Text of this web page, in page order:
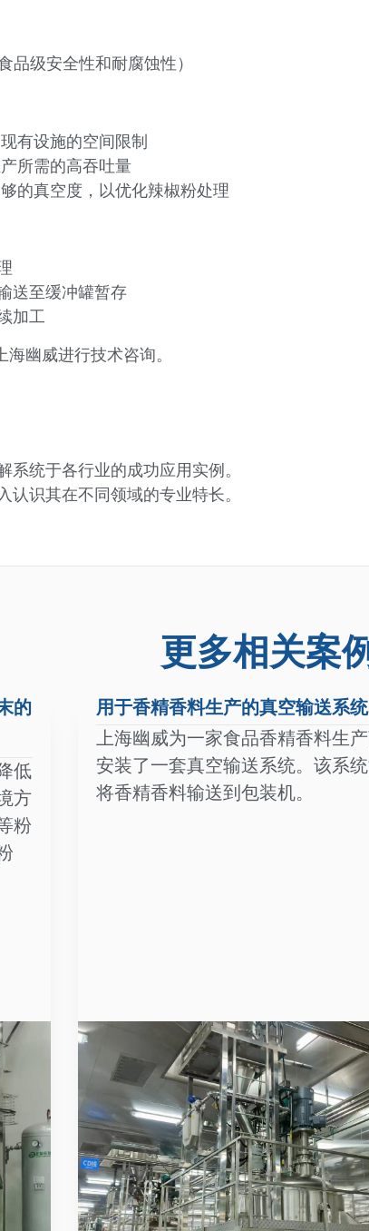
品级安全性和耐腐蚀性）
有设施的空间限制
所需的高吞吐量
的真空度，以优化辣椒粉处理
送至缓冲罐暂存
加工
幽威进行技术咨询。
系统于各行业的成功应用实例。
认识其在不同领域的专业特长。
更多相关案
的
低
方
粉
用于香精香料生产的真空输送系统
上海幽威为一家食品香精香料生
安装了一套真空输送系统。该系
将香精香料输送到包装机。